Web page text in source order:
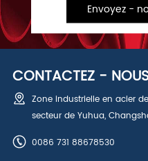
Envoyez -
CONTACTEZ -
Zone industrielle en acier
secteur de Yuhua,
0086 731 88678530